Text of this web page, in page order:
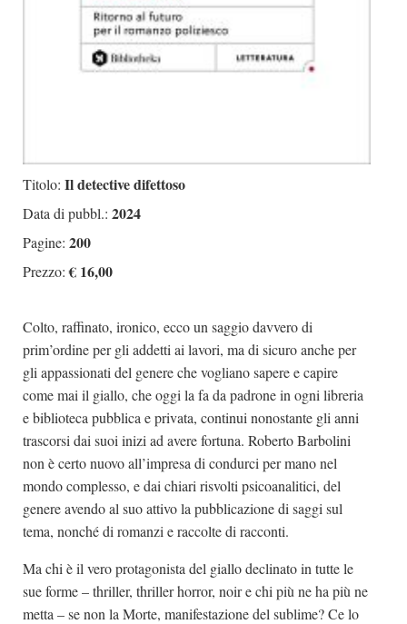
A Tutto Volume
Salone di Torino
Marketing
Titolo: Il detective difettoso
Data di pubbl.: 2024
Pagine: 200
Prezzo:€ 16,00
Colto, raffinato, ironico, ecco un saggio davvero di
prim’ordine per gli addetti ai lavori, ma di sicuro anche per
gli appassionati del genere che vogliano sapere e capire
come mai il giallo, che oggi la fa da padrone in ogni libreria
e biblioteca pubblica e privata, continui nonostante gli anni
trascorsi dai suoi inizi ad avere fortuna. Roberto Barbolini
non è certo nuovo all’impresa di condurci per mano nel
mondo complesso, e dai chiari risvolti psicoanalitici, del
genere avendo al suo attivo la pubblicazione di saggi sul
tema, nonché di romanzi e raccolte di racconti.
Ma chi è il vero protagonista del giallo declinato in tutte le
sue forme – thriller, thriller horror, noir e chi più ne ha più ne
metta – se non la Morte, manifestazione del sublime? Ce lo